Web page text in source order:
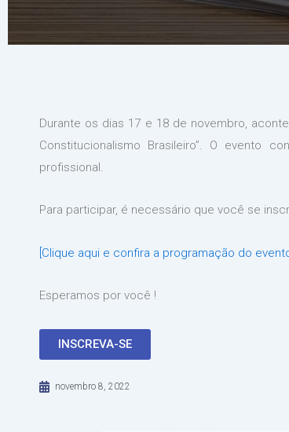
Durante os dias 17 e 18 de novembro,
Constitucionalismo Brasileiro”. O evento
profissional.
Para participar, é necessário que você se
[Clique aqui e confira a programação do
Esperamos por você !
INSCREVA-SE
novembro 8, 2022